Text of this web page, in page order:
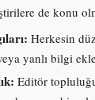
de konu
Herkesin
yanlı bilgi
Editör